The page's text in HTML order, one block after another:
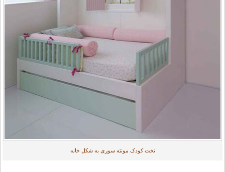
تخت کودک مونته سوری به شکل خانه